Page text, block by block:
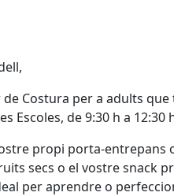
Costura per a adults
Escoles, de 9:30 h a 12:30
propi porta-entrepans
secs o el vostre snack
per aprendre o